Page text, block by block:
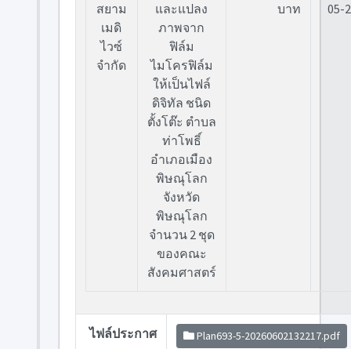
สยาม
เมดิ
ไวซ์
จำกัด
และแปลง
ภาพจาก
ฟิล์ม
ไมโครฟิล์ม
ให้เป็นไฟล์
ดิจิทัล ชนิด
ตั้งโต๊ะ ตำบล
ท่าโพธิ์
อำเภอเมือง
พิษณุโลก
จังหวัด
พิษณุโลก
จำนวน 2 ชุด
ของคณะ
สังคมศาสตร์
บาท
05-
ไฟล์ประกาศ Plan693-5-20260602132217.pdf